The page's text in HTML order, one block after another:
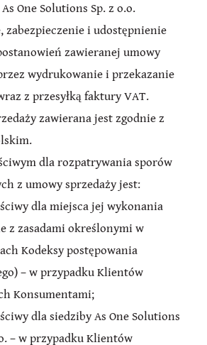
One Solutions Sp. z o.o.
zabezpieczenie i udostępnienie
zawieranej umowy
wydrukowanie i przekazanie
z przesyłką faktury VAT.
zawierana jest zgodnie z
dla rozpatrywania sporów
z umowy sprzedaży jest:
dla miejsca jej wykonania
z zasadami określonymi w
Kodeksy postępowania
– w przypadku Klientów
Konsumentami;
dla siedziby As One Solutions
– w przypadku Klientów